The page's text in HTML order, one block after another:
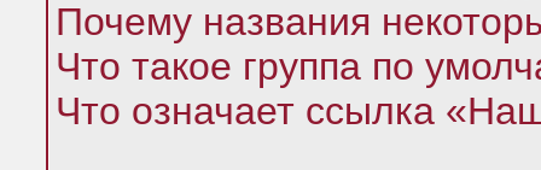
Почему названия
Что такое группа по
Что означает ссылка